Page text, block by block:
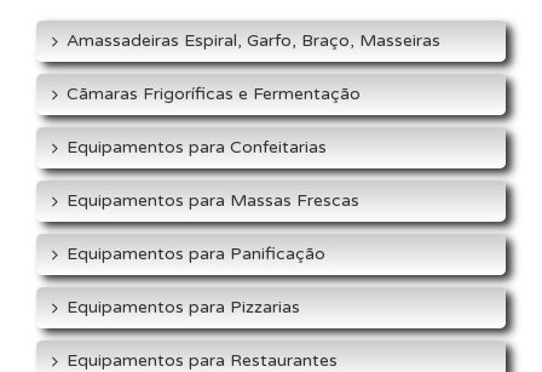
Amassadeiras Espiral, Garfo, Braço, Masseiras
Cãmaras Frigoríficas e Fermentação
Equipamentos para Confeitarias
Equipamentos para Massas Frescas
Equipamentos para Panificação
Equipamentos para Pizzarias
Equipamentos para Restaurantes